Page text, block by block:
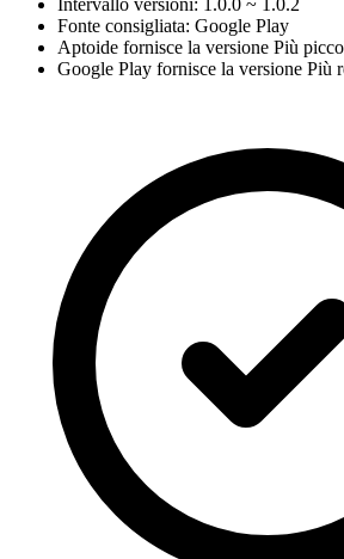
Fonte consigliata: Google Play
Aptoide fornisce la versione Più
Google Play fornisce la versione Più